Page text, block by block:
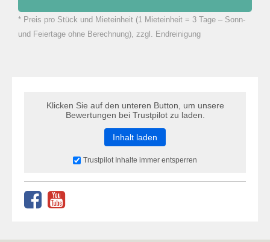
zu Warenkorb hinzugefügt.
* Preis pro Stück und Mieteinheit (1 Mieteinheit = 3 Tage – Sonn-
und Feiertage ohne Berechnung), zzgl. Endreinigung
Klicken Sie auf den unteren Button, um unsere
Bewertungen bei Trustpilot zu laden.
Inhalt laden
Trustpilot Inhalte immer entsperren